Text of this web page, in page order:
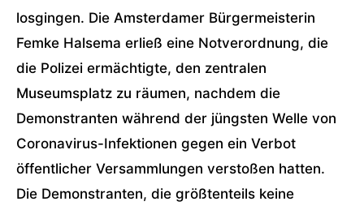
losgingen. Die Amsterdamer Bürgermeisterin
Femke Halsema erließ eine Notverordnung, die
die Polizei ermächtigte, den zentralen
Museumsplatz zu räumen, nachdem die
Demonstranten während der jüngsten Welle von
Coronavirus-Infektionen gegen ein Verbot
öffentlicher Versammlungen verstoßen hatten.
Die Demonstranten, die größtenteils keine